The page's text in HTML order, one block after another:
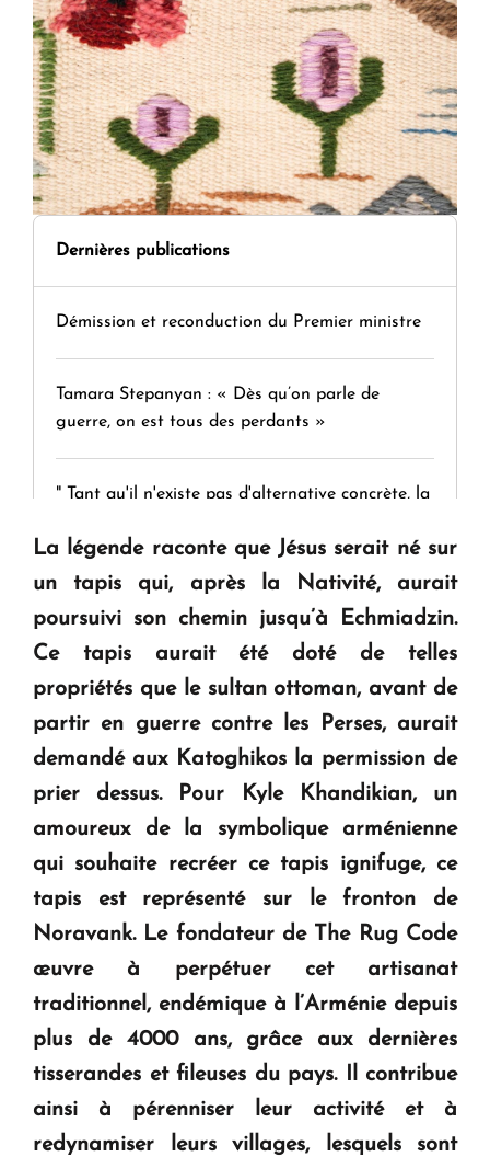
Dernières publications
Démission et reconduction du Premier ministre
Tamara Stepanyan : « Dès qu’on parle de
guerre, on est tous des perdants »
" Tant qu'il n'existe pas d'alternative concrète, la
KASA : 30 ans d'audace, de résilience et d'avenir
en Arménie
Le premier hôtel Hyatt Regency d'Arménie
ouvrira ses portes à Dilijan
La légende raconte que Jésus serait né sur
un tapis qui, après la Nativité, aurait
poursuivi son chemin jusqu’à Echmiadzin.
Ce tapis aurait été doté de telles
propriétés que le sultan ottoman, avant de
partir en guerre contre les Perses, aurait
demandé aux Katoghikos la permission de
prier dessus. Pour Kyle Khandikian, un
amoureux de la symbolique arménienne
qui souhaite recréer ce tapis ignifuge, ce
tapis est représenté sur le fronton de
Noravank. Le fondateur de The Rug Code
œuvre à perpétuer cet artisanat
traditionnel, endémique à l’Arménie depuis
plus de 4000 ans, grâce aux dernières
tisserandes et fileuses du pays. Il contribue
ainsi à pérenniser leur activité et à
redynamiser leurs villages, lesquels sont